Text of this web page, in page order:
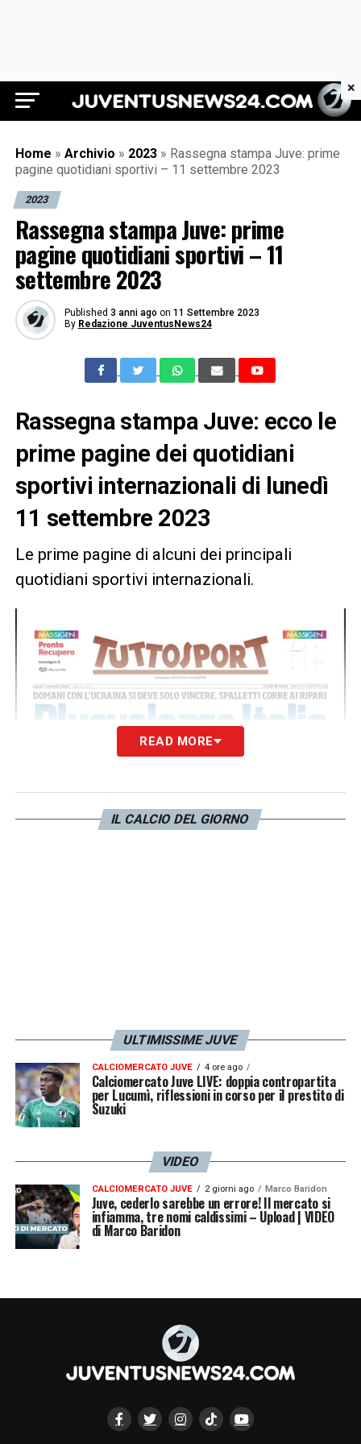
Juventus News 24
Home » Archivio » 2023 » Rassegna stampa Juve: prime
pagine quotidiani sportivi – 11 settembre 2023
2023
Rassegna stampa Juve: prime
pagine quotidiani sportivi – 11
settembre 2023
Published 3 anni ago on 11 Settembre 2023
By Redazione JuventusNews24
Rassegna stampa Juve: ecco le
prime pagine dei quotidiani
sportivi internazionali di lunedì
11 settembre 2023
Le prime pagine di alcuni dei principali
quotidiani sportivi internazionali.
READ MORE
IL CALCIO DEL GIORNO
ULTIMISSIME JUVE
CALCIOMERCATO JUVE 4 ore ago
Calciomercato Juve LIVE: doppia contropartita
per Lucumì, riflessioni in corso per il prestito di
Suzuki
VIDEO
CALCIOMERCATO JUVE 2 giorni ago Marco Baridon
Juve, cederlo sarebbe un errore! Il mercato si
infiamma, tre nomi caldissimi – Upload | VIDEO
di Marco Baridon
×